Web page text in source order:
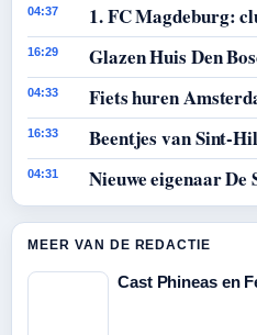
04:37 1. FC Magdeburg:
16:29 Glazen Huis Den
04:33 Fiets huren
16:33 Beentjes van Sint-
04:31 Nieuwe eigenaar
MEER VAN DE REDACTIE
Cast Phineas en